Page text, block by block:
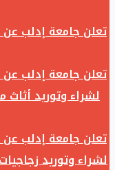
تعلن جامعة إدلب عن
تعلن جامعة إدلب عن
لشراء وتوريد
تعلن جامعة إدلب عن
لشراء وتوريد